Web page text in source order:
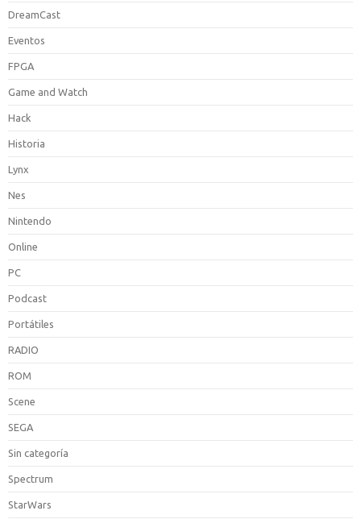
DreamCast
Eventos
FPGA
Game and Watch
Hack
Historia
Lynx
Nes
Nintendo
Online
PC
Podcast
Portátiles
RADIO
ROM
Scene
SEGA
Sin categoría
Spectrum
StarWars